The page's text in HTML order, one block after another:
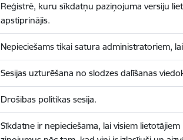
Reģistrē, kuru sīkdatņu paziņojuma versiju
apstiprinājis.
Nepieciešams tikai satura administratoriem,
Sesijas uzturēšana no slodzes dalīšanas
Drošības politikas sesija.
Sīkdatne ir nepieciešama, lai visiem